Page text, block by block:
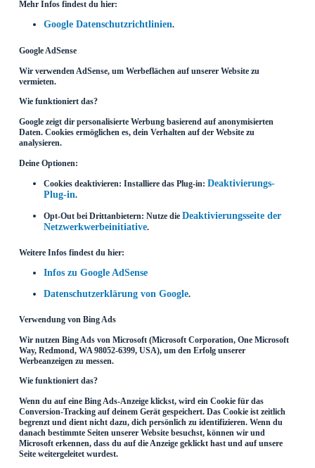
Mehr Infos findest du hier:
Google Datenschutzrichtlinien.
Google AdSense
Wir verwenden AdSense, um Werbeflächen auf unserer Website zu
vermieten.
Wie funktioniert das?
Google zeigt dir personalisierte Werbung basierend auf anonymisierten
Daten. Cookies ermöglichen es, dein Verhalten auf der Website zu
analysieren.
Deine Optionen:
Cookies deaktivieren: Installiere das Plug-in: Deaktivierungs-
Plug-in.
Opt-Out bei Drittanbietern: Nutze die Deaktivierungsseite der
Netzwerkwerbeinitiative.
Weitere Infos findest du hier:
Infos zu Google AdSense
Datenschutzerklärung von Google.
Verwendung von Bing Ads
Wir nutzen Bing Ads von Microsoft (Microsoft Corporation, One Microsoft
Way, Redmond, WA 98052-6399, USA), um den Erfolg unserer
Werbeanzeigen zu messen.
Wie funktioniert das?
Wenn du auf eine Bing Ads-Anzeige klickst, wird ein Cookie für das
Conversion-Tracking auf deinem Gerät gespeichert. Das Cookie ist zeitlich
begrenzt und dient nicht dazu, dich persönlich zu identifizieren. Wenn du
danach bestimmte Seiten unserer Website besuchst, können wir und
Microsoft erkennen, dass du auf die Anzeige geklickt hast und auf unsere
Seite weitergeleitet wurdest.